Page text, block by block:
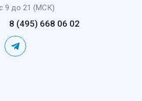
9 до 21 (МСК)
8 (495) 668 06 02